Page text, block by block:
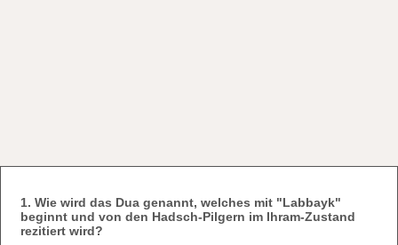
1. Wie wird das Dua genannt, welches mit "Labbayk"
beginnt und von den Hadsch-Pilgern im Ihram-Zustand
rezitiert wird?